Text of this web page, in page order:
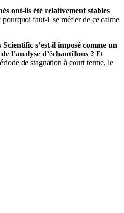
ont-ils été relativement stables
pourquoi faut-il se méfier de ce calme
s’est-il imposé comme un
l’analyse d’échantillons ? Et
de stagnation à court terme, le